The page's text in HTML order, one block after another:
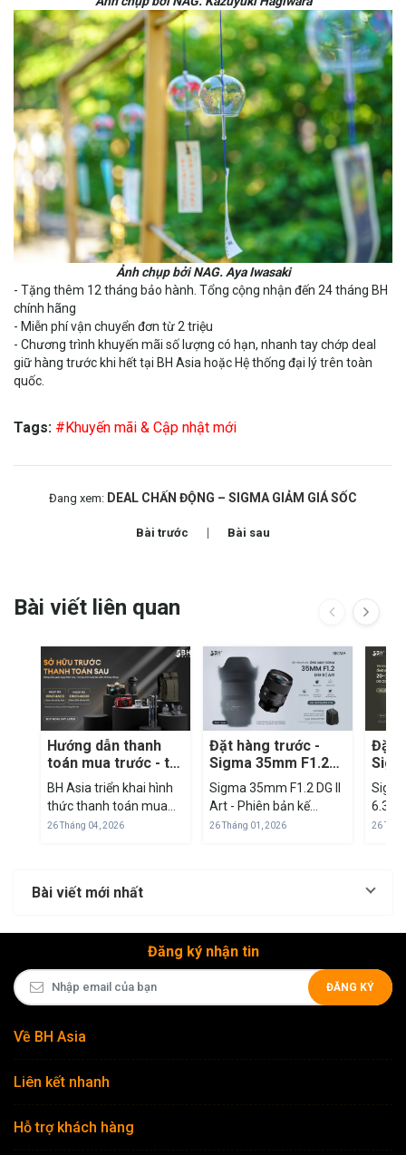
Ảnh chụp bởi NAG. Aya Iwasaki
- Tặng thêm 12 tháng bảo hành. Tổng cộng nhận đến 24 tháng BH
chính hãng
- Miễn phí vận chuyển đơn từ 2 triệu
- Chương trình khuyến mãi số lượng có hạn, nhanh tay chớp deal
giữ hàng trước khi hết tại BH Asia hoặc Hệ thống đại lý trên toàn
quốc.
Tags: #Khuyến mãi & Cập nhật mới
Đang xem: DEAL CHẤN ĐỘNG – SIGMA GIẢM GIÁ SỐC
Bài trước Bài sau
Bài viết liên quan
Hướng dẫn thanh
toán mua trước - trả
sau qua Fundiin tại
BH Asia
BH Asia triển khai hình
thức thanh toán mua
trước - trả sau thông
khách hàng khi mua
26 Tháng 04, 2026
Đặt hàng trước -
Sigma 35mm F1.2
DG II Art
Sigma 35mm F1.2 DG II
Art - Phiên bản kế
nhiệm đáng mong chờ
26 Tháng 01, 2026
Đặt
6.3
–
đến
26
Bài viết mới nhất
Đăng ký nhận tin
ĐĂNG KÝ
Về BH Asia
Liên kết nhanh
Hỗ trợ khách hàng